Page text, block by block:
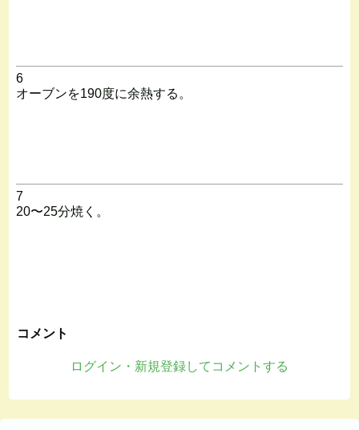
6
オーブンを190度に余熱する。
7
20〜25分焼く。
コメント
ログイン・新規登録してコメントする